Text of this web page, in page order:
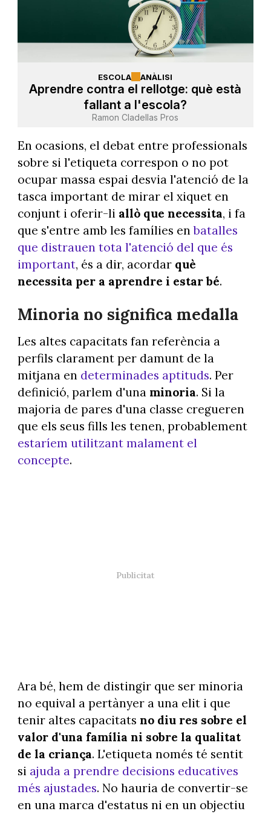
ESCOLA ANÀLISI
Aprendre contra el rellotge: què està
fallant a l'escola?
Ramon Cladellas Pros
En ocasions, el debat entre professionals
sobre si l'etiqueta correspon o no pot
ocupar massa espai desvia l'atenció de la
tasca important de mirar el xiquet en
conjunt i oferir-li allò que necessita, i fa
que s'entre amb les famílies enbatalles
que distrauen tota l'atenció del que és
important, és a dir, acordar què
necessita per a aprendre i estar bé.
Minoria no significa medalla
Les altes capacitats fan referència a
perfils clarament per damunt de la
mitjana en determinades aptituds. Per
definició, parlem d'una minoria. Si la
majoria de pares d'una classe cregueren
que els seus fills les tenen, probablement
estaríem utilitzant malament el
concepte.
Ara bé, hem de distingir que ser minoria
no equival a pertànyer a una elit i que
tenir altes capacitats no diu res sobre el
valor d'una família ni sobre la qualitat
de la criança. L'etiqueta només té sentit
si ajuda a prendre decisions educatives
més ajustades. No hauria de convertir-se
en una marca d'estatus ni en un objectiu